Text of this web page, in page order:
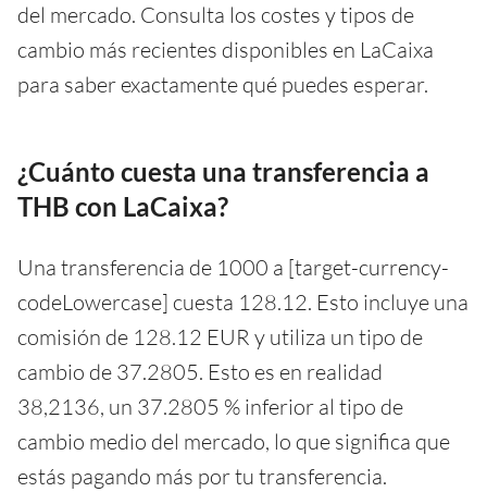
del mercado. Consulta los costes y tipos de
cambio más recientes disponibles en LaCaixa
para saber exactamente qué puedes esperar.
¿Cuánto cuesta una transferencia a
THB con LaCaixa?
Una transferencia de 1000 a [target-currency-
codeLowercase] cuesta 128.12. Esto incluye una
comisión de 128.12 EUR y utiliza un tipo de
cambio de 37.2805. Esto es en realidad
38,2136, un 37.2805 % inferior al tipo de
cambio medio del mercado, lo que significa que
estás pagando más por tu transferencia.